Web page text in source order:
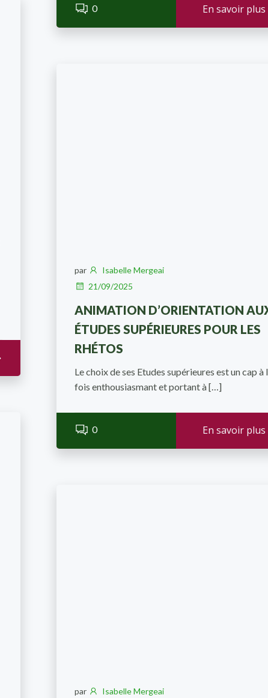
0 En savoir plus
par
Isabelle Mergeai
21/09/2025
ANIMATION D’ORIENTATION
ÉTUDES SUPÉRIEURES POUR LES
RHÉTOS
Le choix de ses Etudes supérieures est un cap à
fois enthousiasmant et portant à […]
0 En savoir plus
par Isabelle Mergeai